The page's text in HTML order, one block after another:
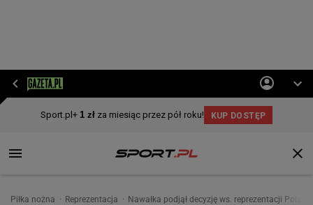
Piłka nożna Reprezentacja Nawałka podjął decyzję ws. reprezentacji Polski.